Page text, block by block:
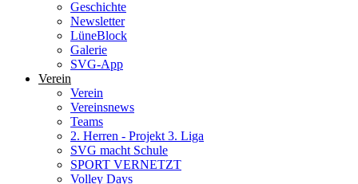
Geschichte
Newsletter
LüneBlock
Galerie
SVG-App
Verein
Verein
Vereinsnews
Teams
2. Herren - Projekt 3. Liga
SVG macht Schule
SPORT VERNETZT
Volley Days